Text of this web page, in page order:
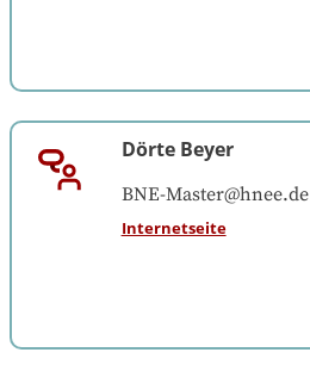
Dörte Beyer
BNE-Master@hnee.de
Internetseite